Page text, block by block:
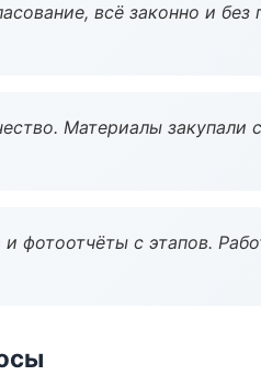
всё законно и без
Материалы
фотоотчёты с этапов.